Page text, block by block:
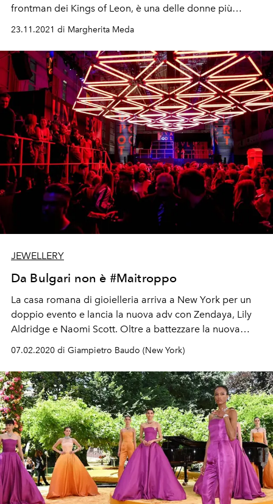
frontman dei Kings of Leon, è una delle donne più
fashion rules
23.11.2021 di Margherita Meda
JEWELLERY
Da Bulgari non è #Maitroppo
La casa romana di gioielleria arriva a New York per un
doppio evento e lancia la nuova adv con Zendaya, Lily
Aldridge e Naomi Scott. Oltre a battezzare la nuova
underground animato dai concerti di Ciara e Mahmood
07.02.2020 di Giampietro Baudo (New York)